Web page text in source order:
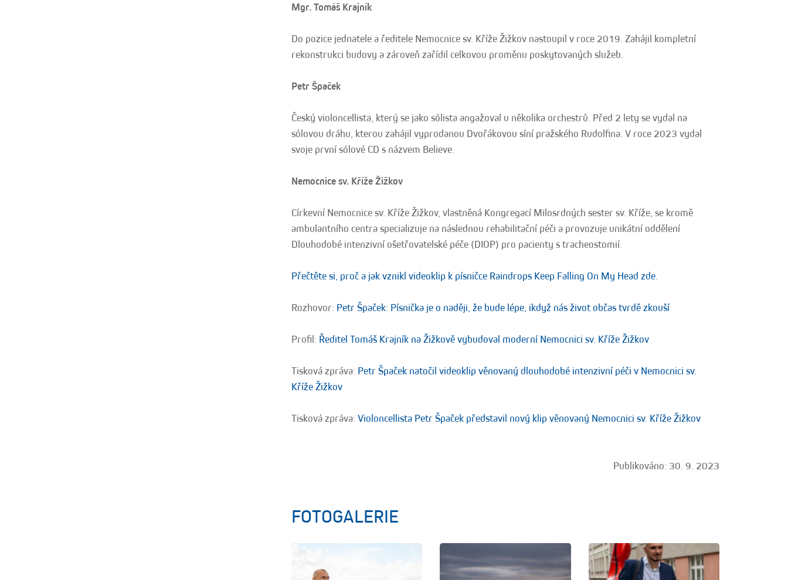
Mgr. Tomáš Krajník
Do pozice jednatele a ředitele Nemocnice sv. Kříže Žižkov nastoupil v roce 2019. Zahájil kompletní
rekonstrukci budovy a zároveň zařídil celkovou proměnu poskytovaných služeb.
Petr Špaček
Český violoncellista, který se jako sólista angažoval u několika orchestrů. Před 2 lety se vydal na
sólovou dráhu, kterou zahájil vyprodanou Dvořákovou síní pražského Rudolfina. V roce 2023 vydal
svoje první sólové CD s názvem Believe.
Nemocnice sv. Kříže Žižkov
Církevní Nemocnice sv. Kříže Žižkov, vlastněná Kongregací Milosrdných sester sv. Kříže, se kromě
ambulantního centra specializuje na následnou rehabilitační péči a provozuje unikátní oddělení
Dlouhodobé intenzivní ošetřovatelské péče (DIOP) pro pacienty s tracheostomií.
Přečtěte si, proč a jak vznikl videoklip k písničce Raindrops Keep Falling On My Head zde.
Rozhovor: Petr Špaček: Písnička je o naději, že bude lépe, ikdyž nás život občas tvrdě zkouší
Profil: Ředitel Tomáš Krajník na Žižkově vybudoval moderní Nemocnici sv. Kříže Žižkov
Tisková zpráva: Petr Špaček natočil videoklip věnovaný dlouhodobé intenzivní péči v Nemocnici sv.
Kříže Žižkov
Tisková zpráva: Violoncellista Petr Špaček představil nový klip věnovaný Nemocnici sv. Kříže Žižkov
Publikováno: 30. 9. 2023
FOTOGALERIE